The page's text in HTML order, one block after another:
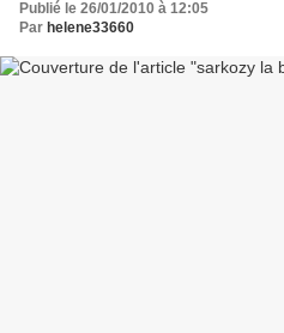
Publié le 26/01/2010 à 12:05
Par helene33660